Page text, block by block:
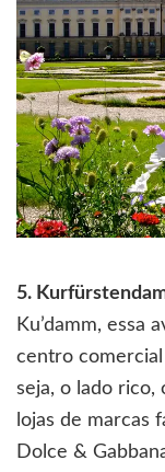
5.
Ku’damm, essa
centro
seja, o lado rico,
lojas de marcas
Dolce &